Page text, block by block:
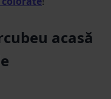
acasă